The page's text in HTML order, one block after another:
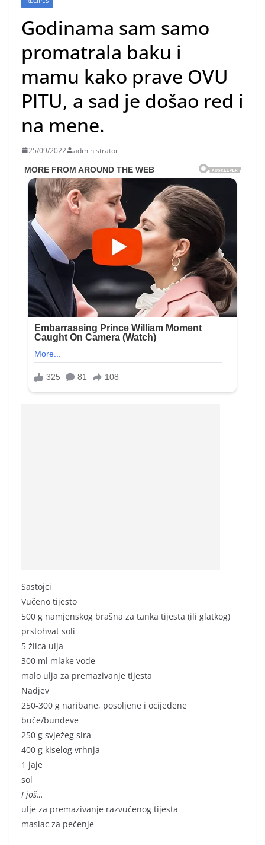
Godinama sam samo
promatrala baku i
mamu kako prave OVU
PITU, a sad je došao red i
na mene.
25/09/2022 administrator
Sastojci
Vučeno tijesto
500 g namjenskog brašna za tanka tijesta (ili glatkog)
prstohvat soli
5 žlica ulja
300 ml mlake vode
malo ulja za premazivanje tijesta
Nadjev
250-300 g naribane, posoljene i ocijeđene
buče/bundeve
250 g svježeg sira
400 g kiselog vrhnja
1 jaje
sol
I još…
ulje za premazivanje razvučenog tijesta
maslac za pečenje